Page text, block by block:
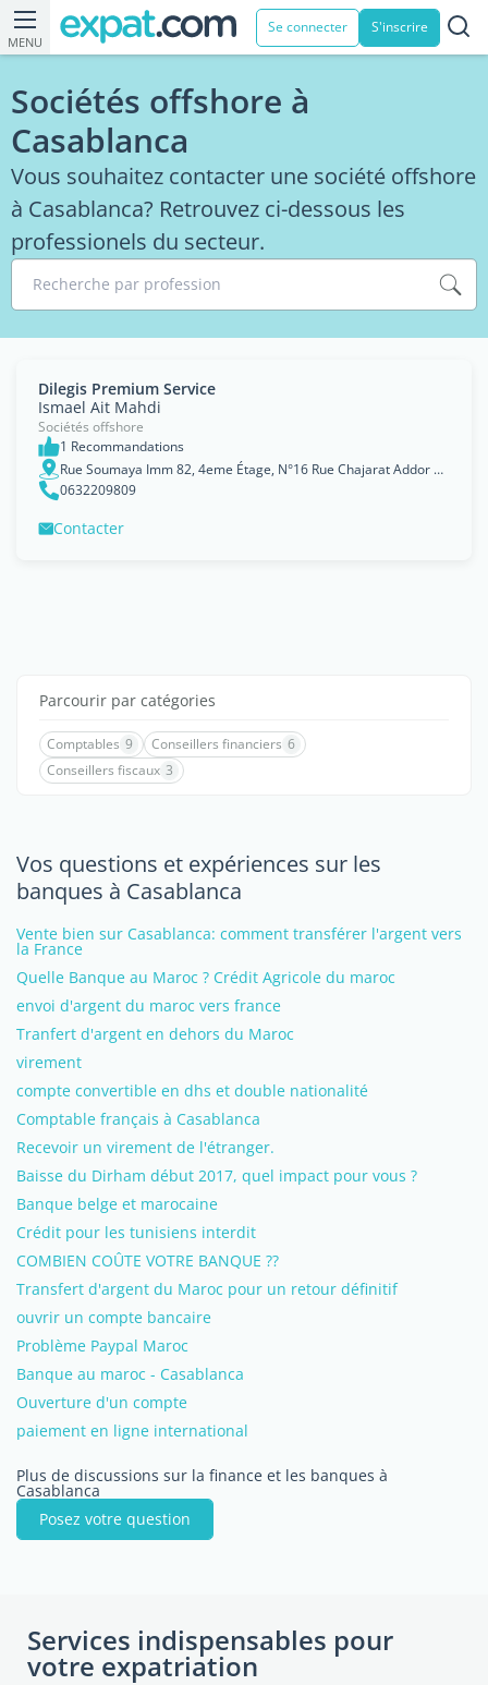
MENU
Se connecter S'inscrire
Sociétés offshore à
Casablanca
Vous souhaitez contacter une société offshore
à Casablanca? Retrouvez ci-dessous les
professionels du secteur.
Recherche par profession
Dilegis Premium Service
Ismael Ait Mahdi
Sociétés offshore
1 Recommandations
Rue Soumaya Imm 82, 4eme Étage, N°16 Rue Chajarat Addor Quartier palmier
0632209809
Contacter
Parcourir par catégories
Comptables 9 Conseillers financiers 6
Conseillers fiscaux 3
Vos questions et expériences sur les
banques à Casablanca
Vente bien sur Casablanca: comment transférer l'argent vers
la France
Quelle Banque au Maroc ? Crédit Agricole du maroc
envoi d'argent du maroc vers france
Tranfert d'argent en dehors du Maroc
virement
compte convertible en dhs et double nationalité
Comptable français à Casablanca
Recevoir un virement de l'étranger.
Baisse du Dirham début 2017, quel impact pour vous ?
Banque belge et marocaine
Crédit pour les tunisiens interdit
COMBIEN COÛTE VOTRE BANQUE ??
Transfert d'argent du Maroc pour un retour définitif
ouvrir un compte bancaire
Problème Paypal Maroc
Banque au maroc - Casablanca
Ouverture d'un compte
paiement en ligne international
Plus de discussions sur la finance et les banques à
Casablanca
Posez votre question
Services indispensables pour
votre expatriation